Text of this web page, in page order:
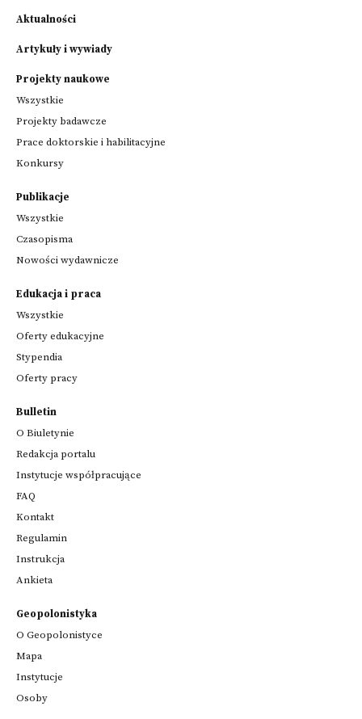
Aktualności
Artykuły i wywiady
Projekty naukowe
Wszystkie
Projekty badawcze
Prace doktorskie i habilitacyjne
Konkursy
Publikacje
Wszystkie
Czasopisma
Nowości wydawnicze
Edukacja i praca
Wszystkie
Oferty edukacyjne
Stypendia
Oferty pracy
Bulletin
O Biuletynie
Redakcja portalu
Instytucje współpracujące
FAQ
Kontakt
Regulamin
Instrukcja
Ankieta
Geopolonistyka
O Geopolonistyce
Mapa
Instytucje
Osoby